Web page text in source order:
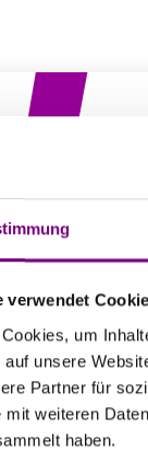
verwendet
um
auf unsere
Partner für
mit weiteren
haben.